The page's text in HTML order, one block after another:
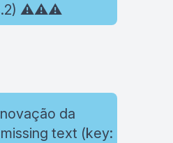
⚠️⚠️⚠️
da
text (key: